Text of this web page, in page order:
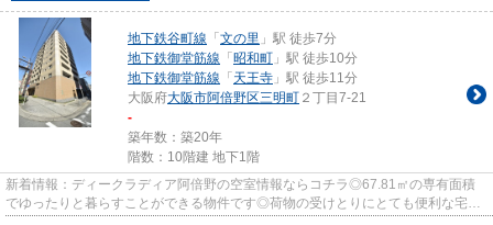
地下鉄谷町線 「 文の里 」駅 徒歩7分
地下鉄御堂筋線 「 昭和町 」駅 徒歩10分
地下鉄御堂筋線 「 天王寺 」駅 徒歩11分
大阪府大阪市阿倍野区三明町 ２丁目7-21
-
築年数：築20年
階数：10階建 地下1階
新着情報：ディークラディア阿倍野の空室情報ならコチラ◎67.81㎡の専有面積
でゆったりと暮らすことができる物件です◎荷物の受けとりにとても便利な宅配